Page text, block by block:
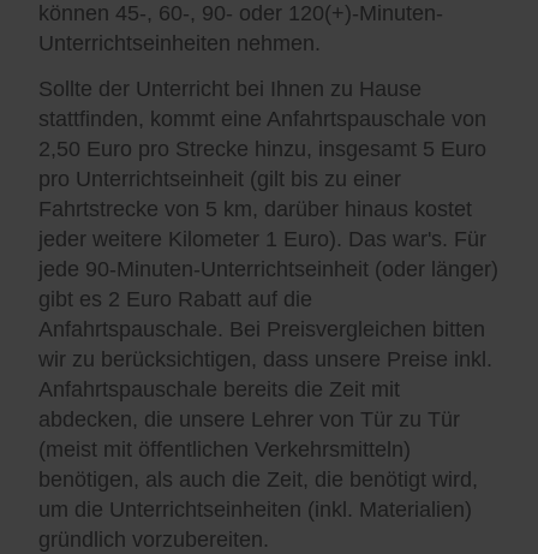
können 45-, 60-, 90- oder 120(+)-Minuten-
Unterrichtseinheiten nehmen.
Sollte der Unterricht bei Ihnen zu Hause
stattfinden, kommt eine Anfahrtspauschale von
2,50 Euro pro Strecke hinzu, insgesamt 5 Euro
pro Unterrichtseinheit (gilt bis zu einer
Fahrtstrecke von 5 km, darüber hinaus kostet
jeder weitere Kilometer 1 Euro). Das war's. Für
jede 90-Minuten-Unterrichtseinheit (oder länger)
gibt es 2 Euro Rabatt auf die
Anfahrtspauschale. Bei Preisvergleichen bitten
wir zu berücksichtigen, dass unsere Preise inkl.
Anfahrtspauschale bereits die Zeit mit
abdecken, die unsere Lehrer von Tür zu Tür
(meist mit öffentlichen Verkehrsmitteln)
benötigen, als auch die Zeit, die benötigt wird,
um die Unterrichtseinheiten (inkl. Materialien)
gründlich vorzubereiten.